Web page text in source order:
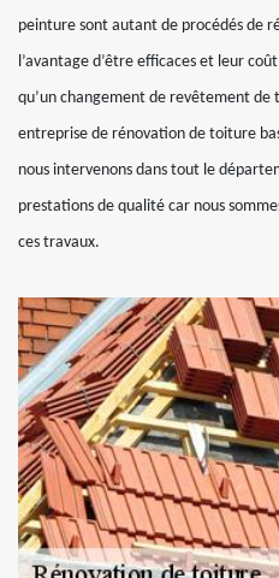
peinture sont autant de procédés de
l’avantage d’être efficaces et leur
qu’un changement de revêtement de
entreprise de rénovation de toiture
nous intervenons dans tout le
prestations de qualité car nous
ces travaux.